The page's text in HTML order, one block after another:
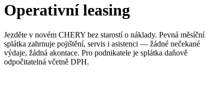
Operativní leasing
Jezděte v novém CHERY bez starostí o náklady. Pevná měsíční
splátka zahrnuje pojištění, servis i asistenci — žádné nečekané
výdaje, žádná akontace. Pro podnikatele je splátka daňově
odpočitatelná včetně DPH.